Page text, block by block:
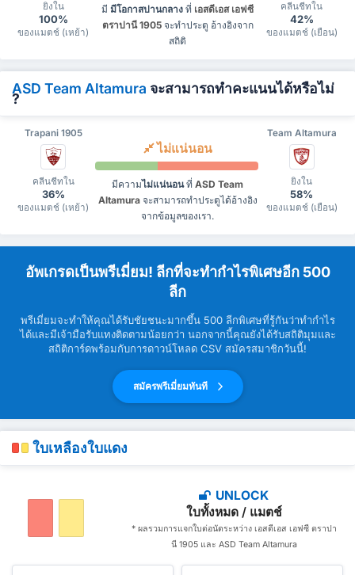
ยิงใน
100%
ของแมตช์ (เหย้า)
มี มีโอกาสปานกลาง ที่ เอสดีเอส เอฟซี
ตราปานี 1905จะทำประตู อ้างอิงจาก
สถิติ
คลีนชีทใน
42%
ของแมตช์ (เยือน)
ASD Team Altamura จะสามารถทำคะแนนได้หรือไม่
?
Trapani 1905 Team Altamura
คลีนชีทใน
36%
ของแมตช์ (เหย้า)
ไม่แน่นอน
มีความไม่แน่นอนที่ ASD Team
Altamuraจะสามารถทำประตูได้อ้างอิง
จากข้อมูลของเรา.
ยิงใน
58%
ของแมตช์ (เยือน)
อัพเกรดเป็นพรีเมี่ยม! ลีกที่จะทำกำไรพิเศษอีก 500
ลีก
พรีเมี่ยมจะทำให้คุณได้รับชัยชนะมากขึ้น 500 ลีกพิเศษที่รู้กันว่าทำกำไร
ได้และมีเจ้ามือรับแทงติดตามน้อยกว่า นอกจากนี้คุณยังได้รับสถิติมุมและ
สถิติการ์ดพร้อมกับการดาวน์โหลด CSV สมัครสมาชิกวันนี้!
สมัครพรีเมี่ยมทันที
ใบเหลืองใบแดง
UNLOCK
ใบทั้งหมด / แมตช์
* ผลรวมการแจกใบต่อนัดระหว่าง เอสดีเอส เอฟซี ตราปา
นี 1905 และ ASD Team Altamura